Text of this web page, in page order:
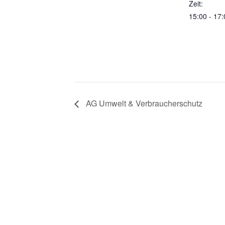
Zeit:
15:00 -
AG Umwelt & Verbraucherschutz